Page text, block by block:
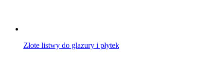
Złote listwy do glazury i płytek